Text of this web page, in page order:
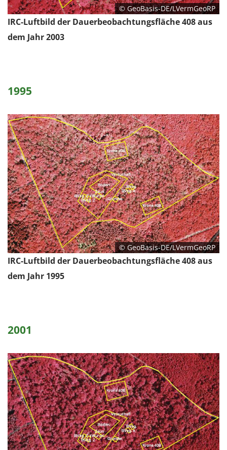
© GeoBasis-DE/LVermGeoRP
IRC-Luftbild der Dauerbeobachtungsfläche 408 aus
dem Jahr 2003
1995
© GeoBasis-DE/LVermGeoRP
IRC-Luftbild der Dauerbeobachtungsfläche 408 aus
dem Jahr 1995
2001